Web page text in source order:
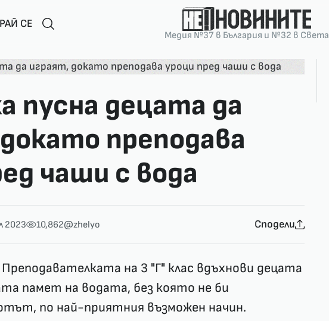
СЕ
Медия №37 в България и №32 в Света
пусна децата да
преподава
чаши с вода
2023 10,862@zhelyo Сподели
на 3 "Г" клас вдъхнови децата
памет на водата, без която не би
по най-приятния възможен начин.